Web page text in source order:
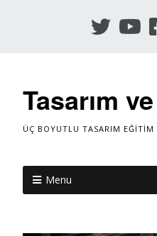
Tasarım
ÜÇ BOYUTLU TASARIM EĞITIM
Menu